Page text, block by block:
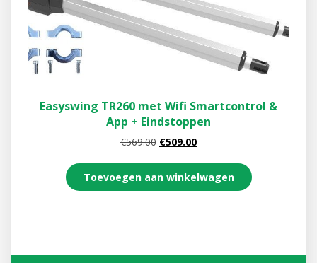
Easyswing TR260 met Wifi Smartcontrol &
App + Eindstoppen
€569.00 €509.00
Toevoegen aan winkelwagen